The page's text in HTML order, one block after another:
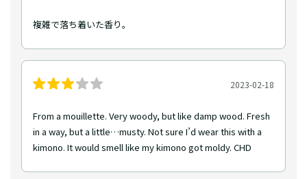
複雑で落ち着いた香り。
2023-02-18
From a mouillette. Very woody, but like damp wood. Fresh
in a way, but a little…musty. Not sure I’d wear this with a
kimono. It would smell like my kimono got moldy. CHD